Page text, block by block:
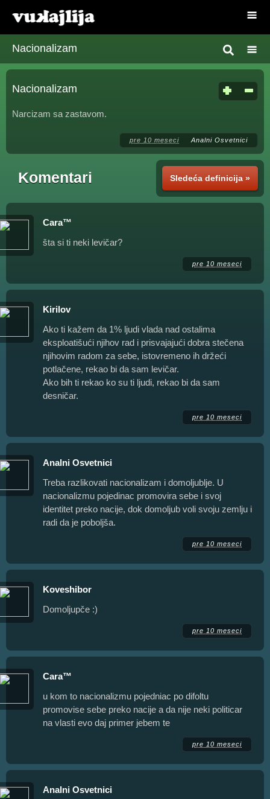
Nacionalizam
Nacionalizam
Narcizam sa zastavom.
pre 10 meseci Analni Osvetnici
Sledeća definicija »
Komentari
Cara™
šta si ti neki levičar?
pre 10 meseci
Kirilov
Ako ti kažem da 1% ljudi vlada nad ostalima
eksploatišući njihov rad i prisvajajući dobra stečena
njihovim radom za sebe, istovremeno ih držeći
potlačene, rekao bi da sam levičar.
Ako bih ti rekao ko su ti ljudi, rekao bi da sam
desničar.
pre 10 meseci
Analni Osvetnici
Treba razlikovati nacionalizam i domoljublje. U
nacionalizmu pojedinac promovira sebe i svoj
identitet preko nacije, dok domoljub voli svoju zemlju i
radi da je poboljša.
pre 10 meseci
Koveshibor
Domoljupče :)
pre 10 meseci
Cara™
u kom to nacionalizmu pojedniac po difoltu
promovise sebe preko nacije a da nije neki politicar
na vlasti evo daj primer jebem te
pre 10 meseci
Analni Osvetnici